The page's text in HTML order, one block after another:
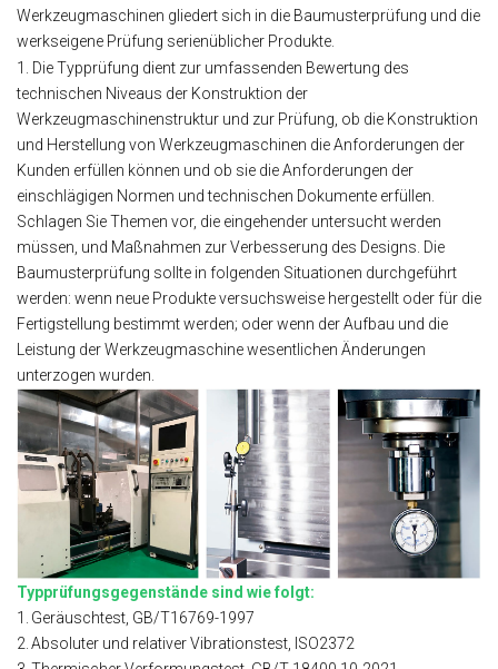
Werkzeugmaschinen gliedert sich in die Baumusterprüfung und die
werkseigene Prüfung serienüblicher Produkte.
1. Die Typprüfung dient zur umfassenden Bewertung des
technischen Niveaus der Konstruktion der
Werkzeugmaschinenstruktur und zur Prüfung, ob die Konstruktion
und Herstellung von Werkzeugmaschinen die Anforderungen der
Kunden erfüllen können und ob sie die Anforderungen der
einschlägigen Normen und technischen Dokumente erfüllen.
Schlagen Sie Themen vor, die eingehender untersucht werden
müssen, und Maßnahmen zur Verbesserung des Designs. Die
Baumusterprüfung sollte in folgenden Situationen durchgeführt
werden: wenn neue Produkte versuchsweise hergestellt oder für die
Fertigstellung bestimmt werden; oder wenn der Aufbau und die
Leistung der Werkzeugmaschine wesentlichen Änderungen
unterzogen wurden.
Typprüfungsgegenstände sind wie folgt:
1. Geräuschtest, GB/T16769-1997
2.Absoluter und relativer Vibrationstest, ISO2372